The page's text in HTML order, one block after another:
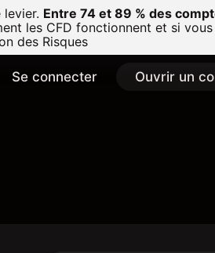
Entre 74 et 89 % des
les CFD fonctionnent et si
des Risques
Se connecter Ouvrir un